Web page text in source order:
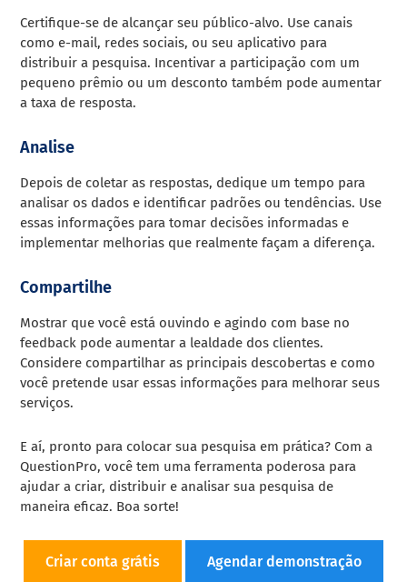
Certifique-se de alcançar seu público-alvo. Use canais
como e-mail, redes sociais, ou seu aplicativo para
distribuir a pesquisa. Incentivar a participação com um
pequeno prêmio ou um desconto também pode aumentar
a taxa de resposta.
Analise
Depois de coletar as respostas, dedique um tempo para
analisar os dados e identificar padrões ou tendências. Use
essas informações para tomar decisões informadas e
implementar melhorias que realmente façam a diferença.
Compartilhe
Mostrar que você está ouvindo e agindo com base no
feedback pode aumentar a lealdade dos clientes.
Considere compartilhar as principais descobertas e como
você pretende usar essas informações para melhorar seus
serviços.
E aí, pronto para colocar sua pesquisa em prática? Com a
QuestionPro, você tem uma ferramenta poderosa para
ajudar a criar, distribuir e analisar sua pesquisa de
maneira eficaz. Boa sorte!
Criar conta grátis Agendar demonstração